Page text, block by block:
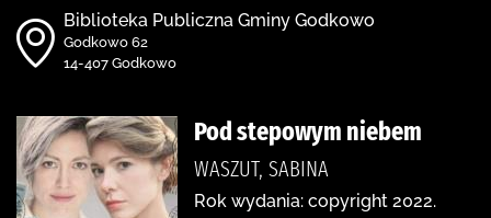
Biblioteka Publiczna Gminy Godkowo
Godkowo 62
14-407 Godkowo
Pod stepowym niebem
WASZUT, SABINA
Rok wydania: copyright 2022.